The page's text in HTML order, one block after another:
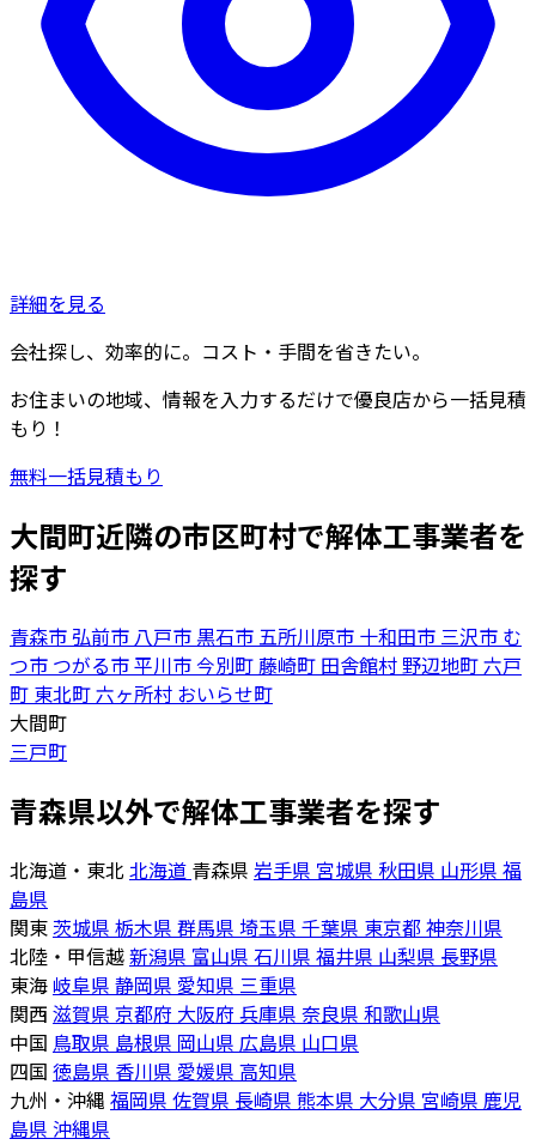
詳細を見る
会社探し、効率的に。コスト・手間を省きたい。
お住まいの地域、情報を入力するだけで優良店から一括見積
もり！
無料一括見積もり
大間町近隣の市区町村で解体工事業者を
探す
青森市弘前市 八戸市 黒石市 五所川原市 十和田市 三沢市 む
つ市 つがる市平川市今別町藤崎町 田舎館村野辺地町六戸
町 東北町六ヶ所村 おいらせ町
大間町
三戸町
青森県以外で解体工事業者を探す
北海道・東北北海道 青森県 岩手県 宮城県 秋田県 山形県 福
島県
関東茨城県 栃木県 群馬県 埼玉県 千葉県 東京都神奈川県
北陸・甲信越新潟県 富山県 石川県 福井県 山梨県 長野県
東海岐阜県 静岡県 愛知県 三重県
関西 滋賀県 京都府 大阪府 兵庫県 奈良県 和歌山県
中国 鳥取県 島根県 岡山県 広島県 山口県
四国 徳島県 香川県 愛媛県 高知県
九州・沖縄 福岡県 佐賀県 長崎県 熊本県 大分県 宮崎県 鹿児
島県 沖縄県